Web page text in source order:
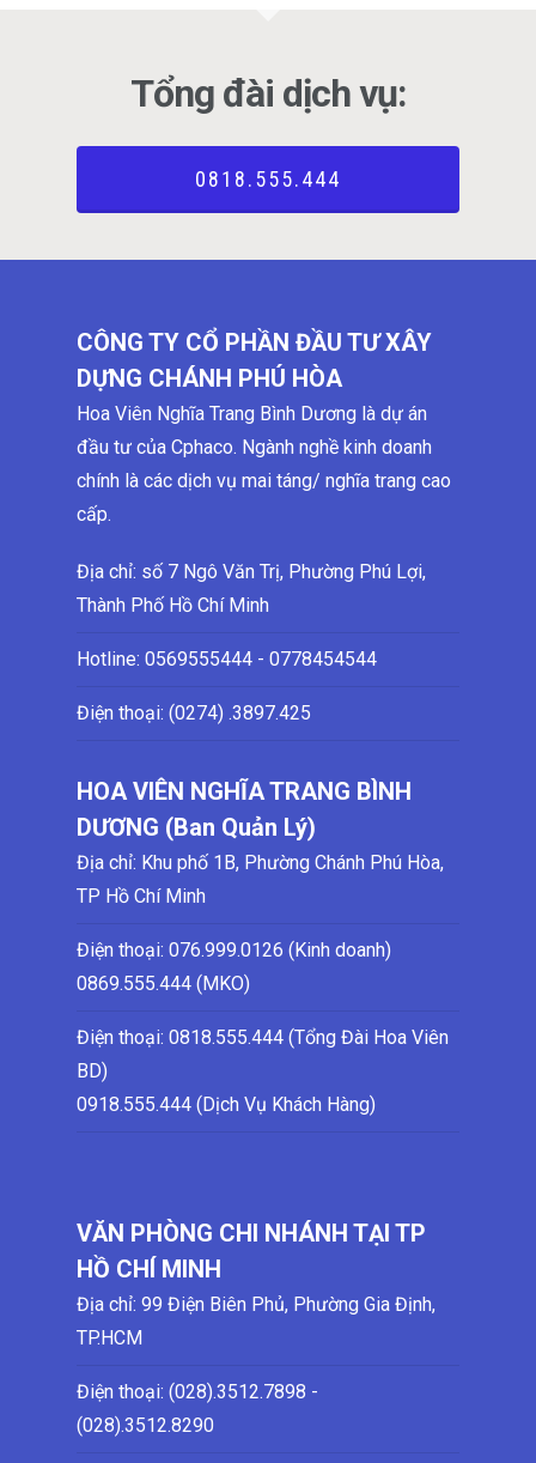
Tổng đài dịch vụ:
0818.555.444
CÔNG TY CỔ PHẦN ĐẦU TƯ XÂY
DỰNG CHÁNH PHÚ HÒA
Hoa Viên Nghĩa Trang Bình Dương là dự án
đầu tư của Cphaco. Ngành nghề kinh doanh
chính là các dịch vụ mai táng/ nghĩa trang cao
cấp.
Địa chỉ: số 7 Ngô Văn Trị, Phường Phú Lợi,
Thành Phố Hồ Chí Minh
Hotline: 0569555444 - 0778454544
Điện thoại: (0274) .3897.425
HOA VIÊN NGHĨA TRANG BÌNH
DƯƠNG (Ban Quản Lý)
Địa chỉ: Khu phố 1B, Phường Chánh Phú Hòa,
TP Hồ Chí Minh
Điện thoại: 076.999.0126 (Kinh doanh)
0869.555.444 (MKO)
Điện thoại: 0818.555.444 (Tổng Đài Hoa Viên
BD)
0918.555.444 (Dịch Vụ Khách Hàng)
VĂN PHÒNG CHI NHÁNH TẠI TP
HỒ CHÍ MINH
Địa chỉ: 99 Điện Biên Phủ, Phường Gia Định,
TP.HCM
Điện thoại: (028).3512.7898 -
(028).3512.8290